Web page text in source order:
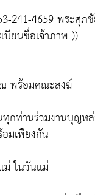
241-4659 พระศุภ
บียนชื่อเจ้าภาพ ))
พร้อมคณะสงฆ์
กท่านร่วมงานบุญห
มเพียงกัน
ในวันเเม่